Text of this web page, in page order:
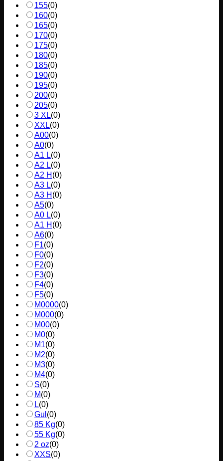
155(0)
160(0)
165(0)
170(0)
175(0)
180(0)
185(0)
190(0)
195(0)
200(0)
205(0)
3 XL(0)
XXL(0)
A00(0)
A0(0)
A1 L(0)
A2 L(0)
A2 H (0)
A3 L(0)
A3 H (0)
A5(0)
A0 L(0)
A1 H (0)
A6(0)
F1(0)
F0(0)
F2(0)
F3(0)
F4(0)
F5(0)
M0000(0)
M000(0)
M00(0)
M0(0)
M1(0)
M2(0)
M3(0)
M4(0)
S(0)
M(0)
L(0)
Gul (0)
85 Kg(0)
55 Kg(0)
2 oz(0)
XXS(0)